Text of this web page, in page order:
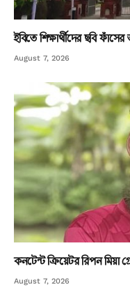
ইবিতে শিক্ষার্থীদের ছবি
August 7, 2026
কনটেন্ট ক্রিয়েটর রিপন মিয়া
August 7, 2026